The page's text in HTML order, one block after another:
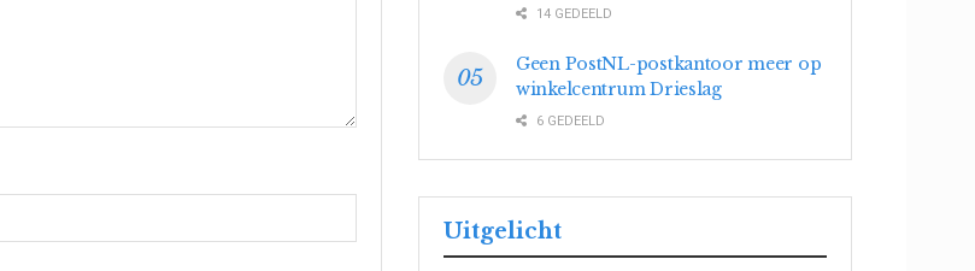
14 GEDEELD
Geen PostNL-postkantoor meer op
winkelcentrum Drieslag
6 GEDEELD
Uitgelicht